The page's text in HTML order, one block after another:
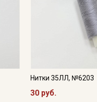
Нитки 35ЛЛ, №6203
30 руб.